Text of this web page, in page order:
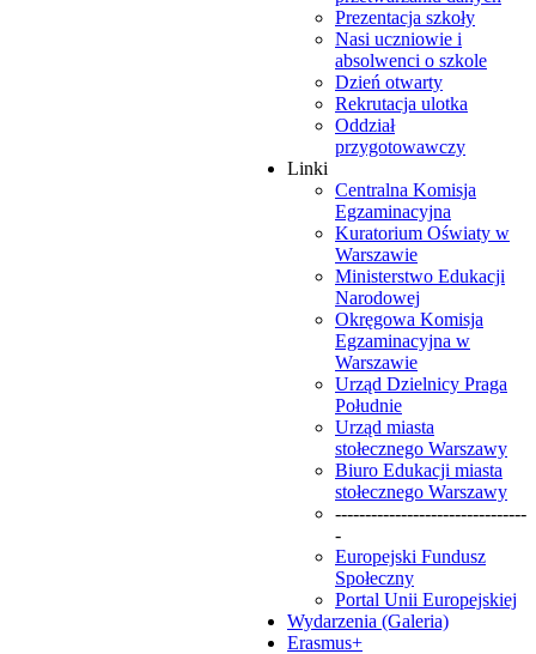
Prezentacja szkoły
Nasi uczniowie i
absolwenci o szkole
Dzień otwarty
Rekrutacja ulotka
Oddział
przygotowawczy
Linki
Centralna Komisja
Egzaminacyjna
Kuratorium Oświaty w
Warszawie
Ministerstwo Edukacji
Narodowej
Okręgowa Komisja
Egzaminacyjna w
Warszawie
Urząd Dzielnicy Praga
Południe
Urząd miasta
stołecznego Warszawy
Biuro Edukacji miasta
stołecznego Warszawy
--------------------------------
-
Europejski Fundusz
Społeczny
Portal Unii Europejskiej
Wydarzenia (Galeria)
Erasmus+